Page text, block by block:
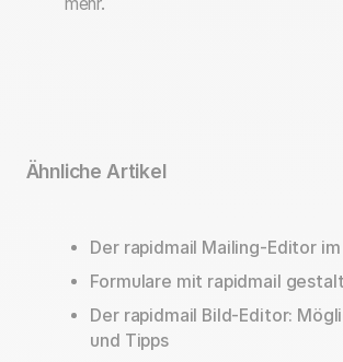
Ähnliche Artikel
Der rapidmail Mailing-Editor
Formulare mit rapidmail
Der rapidmail Bild-Editor:
und Tipps